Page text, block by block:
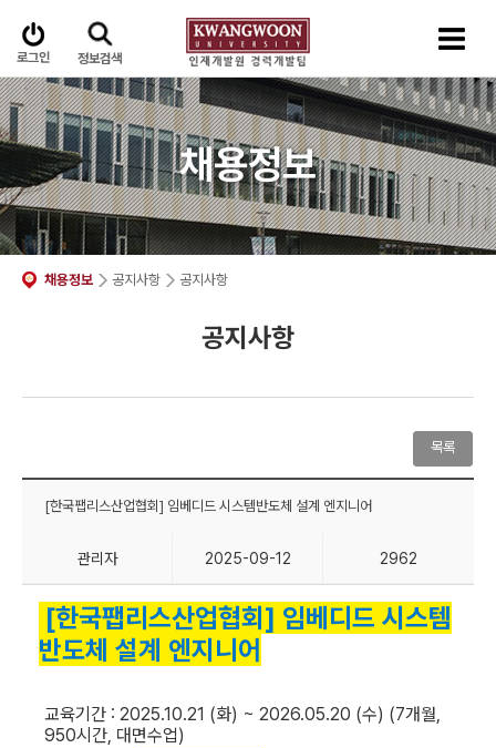
로그인 정보검색
채용정보
채용정보 공지사항 공지사항
공지사항
목록
[한국팹리스산업협회] 임베디드 시스템반도체 설계 엔지니어
관리자 2025-09-12 2962
[한국팹리스산업협회] 임베디드 시스템
반도체 설계 엔지니어
교육기간 : 2025.10.21 (화) ~ 2026.05.20 (수) (7개월,
950시간, 대면수업)